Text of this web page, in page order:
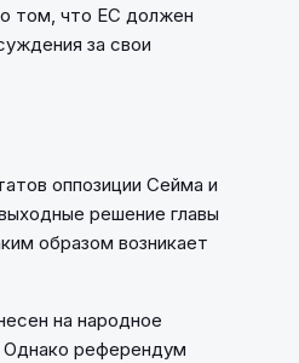
о том, что ЕС должен
за свои
оппозиции Сейма и
решение главы
образом возникает
на народное
Однако референдум